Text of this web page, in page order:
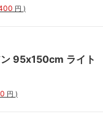
円 )
95x150cm ライト
円 )